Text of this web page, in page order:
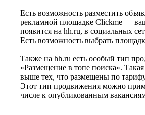
Есть возможность разместить
рекламной площадке Clickme —
появится на hh.ru, в социальных
Есть возможность выбрать
Также на hh.ru есть особый тип
«Размещение в топе поиска». Такая
выше тех, что размещены по
Этот тип продвижения можно
числе к опубликованным